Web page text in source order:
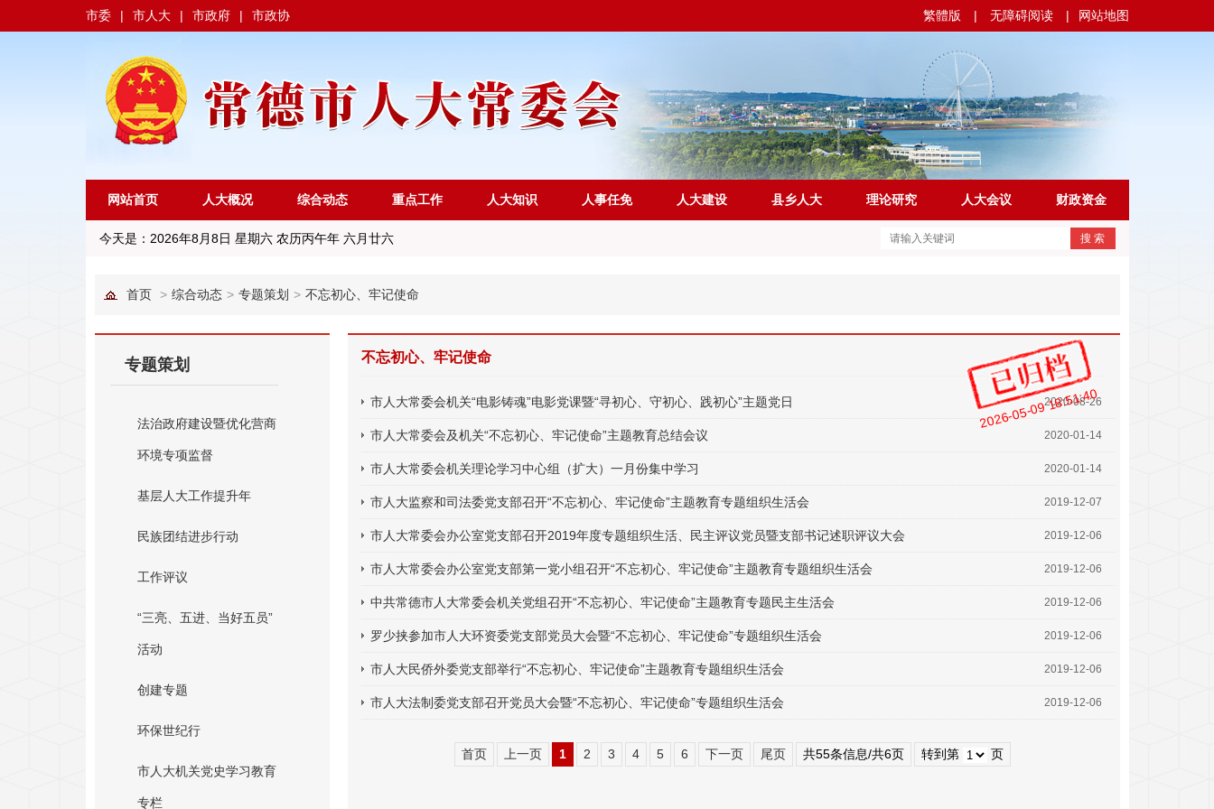
市委 | 市人大 | 市政府 | 市政协 繁體版 | 无障碍阅读 | 网站地图
网站首页 人大概况 综合动态 重点工作 人大知识 人事任免 人大建设 县乡人大 理论研究 人大会议 财政资金
搜 索
今天是： 2026年8月8日 星期六 农历丙午年 六月廿六
首页 > 综合动态 > 专题策划 > 不忘初心、牢记使命
专题策划
法治政府建设暨优化营商
环境专项监督
基层人大工作提升年
民族团结进步行动
工作评议
“三亮、五进、当好五员”
活动
创建专题
环保世纪行
市人大机关党史学习教育
专栏
2026-05-09 18:51:40
不忘初心、牢记使命
2020-08-26
市人大常委会机关“电影铸魂”电影党课暨“寻初心、守初心、践初心”主题党日
2020-01-14
市人大常委会及机关“不忘初心、牢记使命”主题教育总结会议
2020-01-14
市人大常委会机关理论学习中心组（扩大）一月份集中学习
2019-12-07
市人大监察和司法委党支部召开“不忘初心、牢记使命”主题教育专题组织生活会
2019-12-06
市人大常委会办公室党支部召开2019年度专题组织生活、民主评议党员暨支部书记述职评议大会
2019-12-06
市人大常委会办公室党支部第一党小组召开“不忘初心、牢记使命”主题教育专题组织生活会
2019-12-06
中共常德市人大常委会机关党组召开“不忘初心、牢记使命”主题教育专题民主生活会
2019-12-06
罗少挟参加市人大环资委党支部党员大会暨“不忘初心、牢记使命”专题组织生活会
2019-12-06
市人大民侨外委党支部举行“不忘初心、牢记使命”主题教育专题组织生活会
2019-12-06
市人大法制委党支部召开党员大会暨“不忘初心、牢记使命”专题组织生活会
首页 上一页 1 2 3 4 5 6 下一页 尾页 共55条信息/共6页 转到第 页